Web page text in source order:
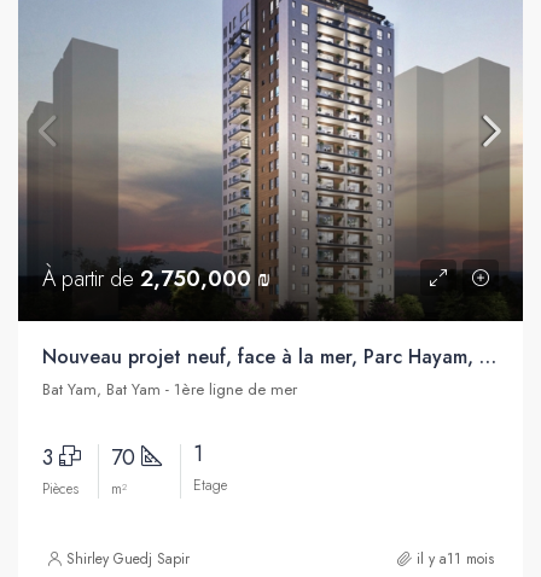
À partir de 2,750,000 ₪
Nouveau projet neuf, face à la mer, Parc Hayam, Bat Yam
Bat Yam, Bat Yam - 1ère ligne de mer
3
Pièces
70
m²
1
Etage
Shirley Guedj Sapir il y a11 mois